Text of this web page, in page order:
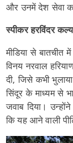
और उनमें देश सेवा
स्पीकर हरविंदर
मीडिया से बातचीत
विनय नरवाल
दी, जिसे कभी
सिंदूर के माध्यम से
जवाब दिया।
कि यह आने वाली